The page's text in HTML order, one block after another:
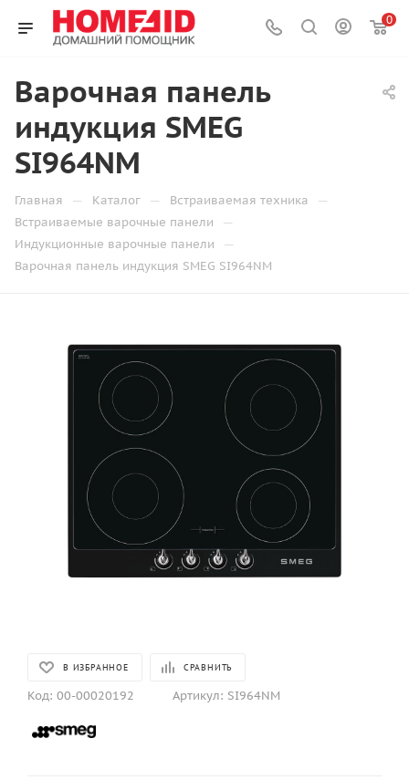
0
Варочная панель
индукция SMEG
SI964NM
Главная — Каталог — Встраиваемая техника —
Встраиваемые варочные панели —
Индукционные варочные панели —
Варочная панель индукция SMEG SI964NM
В ИЗБРАННОЕ СРАВНИТЬ
Код: 00-00020192 Артикул: SI964NM